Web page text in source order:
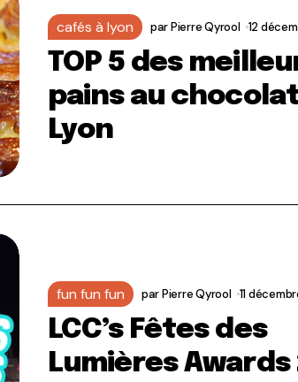
cafés à lyon parPierre Qyrool 12
TOP 5 des
pains au
Lyon
fun fun fun parPierre Qyrool 11
LCC’s Fêtes des
Lumières Awards